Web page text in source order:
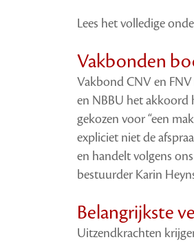
Lees het volledige
Vakbonden
Vakbond CNV en
en NBBU het akkoord
gekozen voor “een
expliciet niet de
en handelt volgens
bestuurder Karin
Belangrijkste
Uitzendkrachten